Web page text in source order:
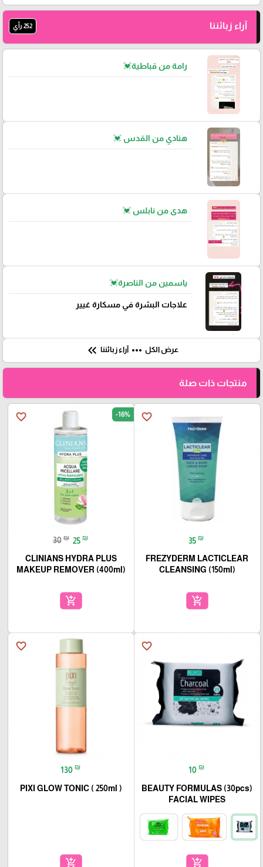
آراء زبائننا 252 رأي
رامة من قباطية💓
هنادي من القدس 💓
هدى من نابلس 💓
ياسمين من الناصرة💓
علاجات البشرة في مسكارة غيير
عرض الكل more_horiz آراء زبائننا keyboard_double_arrow_left
منتجات ذات صلة
favorite_border
35 ₪
FREZYDERM LACTICLEAR
CLEANSING (150ml)
add_shopping_cart
favorite_border -16%
30 ₪ 25 ₪
CLINIANS HYDRA PLUS
MAKEUP REMOVER (400ml)
add_shopping_cart
favorite_border
10 ₪
(30pcs) BEAUTY FORMULAS
FACIAL WIPES
add_shopping_cart
favorite_border
130 ₪
PIXI GLOW TONIC ( 250ml )
add_shopping_cart